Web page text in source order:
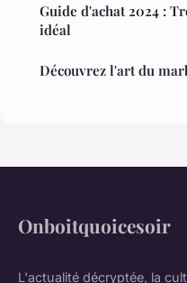
Guide d'achat 2024 :
idéal
Découvrez l'art du
Onboitquoicesoir
L'actualité décryptée, la